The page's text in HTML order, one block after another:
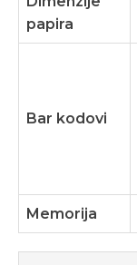
papira
Bar kodovi
Memorija